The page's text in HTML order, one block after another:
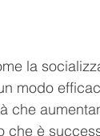
la
modo
che
che è